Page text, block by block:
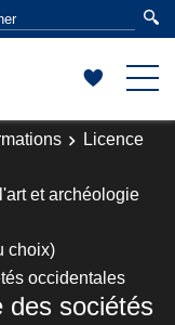
Licence
et archéologie
choix)
occidentales
des sociétés